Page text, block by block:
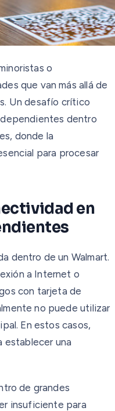
o
que van más allá de
Un desafío crítico
dentro
donde la
para procesar
en
dentro de un Walmart.
a Internet o
con tarjeta de
no puede utilizar
En estos casos,
establecer una
de grandes
insuficiente para